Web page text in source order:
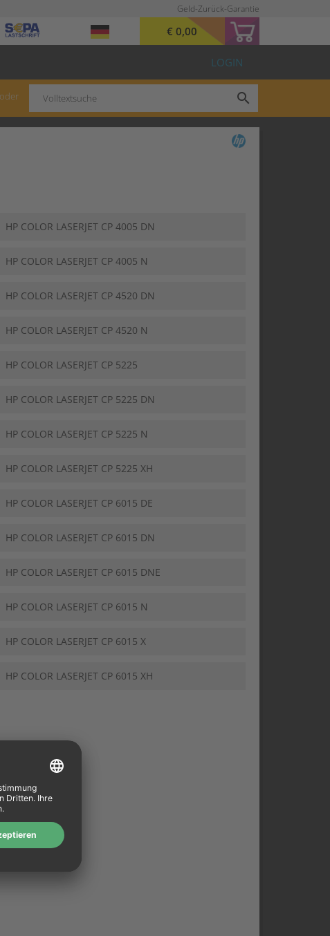
Geld-Zurück-Garantie
€ 0,00
LOGIN
oder search
HP COLOR LASERJET CP 4005 DN
HP COLOR LASERJET CP 4005 N
HP COLOR LASERJET CP 4520 DN
HP COLOR LASERJET CP 4520 N
HP COLOR LASERJET CP 5225
HP COLOR LASERJET CP 5225 DN
HP COLOR LASERJET CP 5225 N
HP COLOR LASERJET CP 5225 XH
HP COLOR LASERJET CP 6015 DE
HP COLOR LASERJET CP 6015 DN
HP COLOR LASERJET CP 6015 DNE
HP COLOR LASERJET CP 6015 N
HP COLOR LASERJET CP 6015 X
HP COLOR LASERJET CP 6015 XH